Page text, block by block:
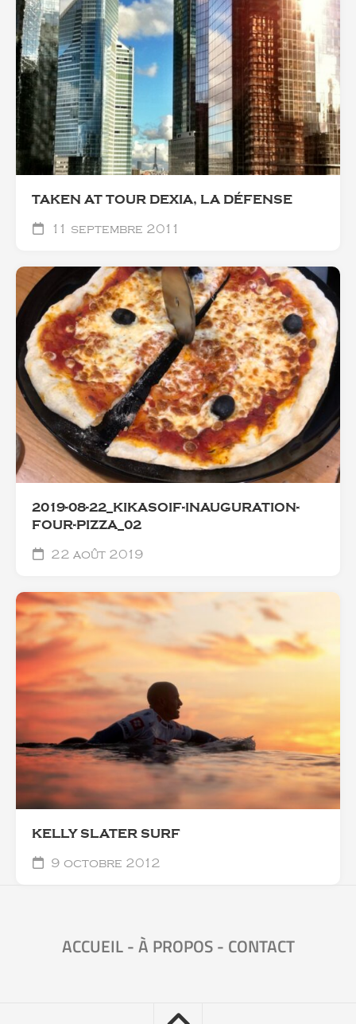
TAKEN AT TOUR DEXIA, LA DÉFENSE
11 septembre 2011
2019-08-22_KIKASOIF-INAUGURATION-
FOUR-PIZZA_02
22 août 2019
KELLY SLATER SURF
9 octobre 2012
ACCUEIL-À PROPOS- CONTACT